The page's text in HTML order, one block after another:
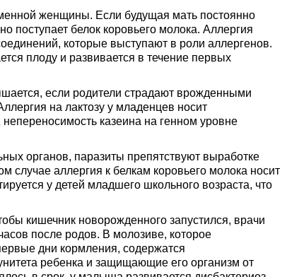
женщины. Если будущая мать постоянно
поступает белок коровьего молока. Аллергия
которые выступают в роли аллергенов.
плоду и развивается в течение первых
если родители страдают врожденными
на лактозу у младенцев носит
казеина на генном уровне
органов, паразиты препятствуют выработке
аллергия к белкам коровьего молока носит
у детей младшего школьного возраста, что
кишечник новорожденного запустился, врачи
после родов. В молозиве, которое
дни кормления, содержатся
ребенка и защищающие его организм от